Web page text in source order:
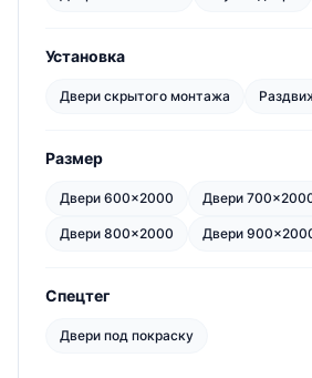
Установка
Двери скрытого монтажа
Размер
Двери 600×2000 Двери
Двери 800×2000 Двери
Спецтег
Двери под покраску